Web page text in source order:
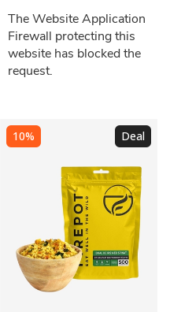
10% Deal